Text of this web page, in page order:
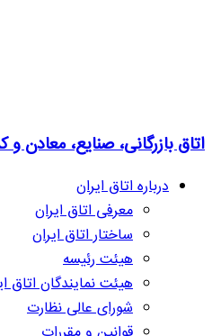
اتاق بازرگانی، صنایع، معادن و
درباره اتاق ایران
معرفی اتاق ایران
ساختار اتاق ایران
هیئت رئیسه
هیئت نمایندگان اتاق
شورای عالی نظارت